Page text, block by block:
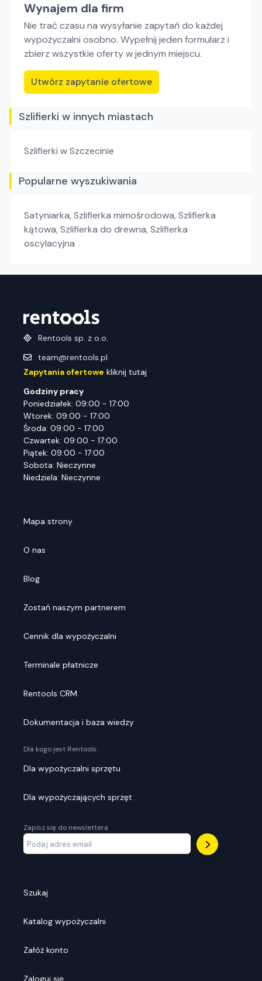
Wynajem dla firm
Nie trać czasu na wysyłanie zapytań do każdej
wypożyczalni osobno. Wypełnij jeden formularz i
zbierz wszystkie oferty w jednym miejscu.
Utwórz zapytanie ofertowe
Szlifierki w innych miastach
Szlifierki w Szczecinie
Popularne wyszukiwania
Satyniarka,Szlifierka mimośrodowa,Szlifierka
kątowa,Szlifierka do drewna,Szlifierka
oscylacyjna
Rentools sp. z o.o.
team@rentools.pl
Zapytania ofertowe kliknij tutaj
Godziny pracy
Poniedziałek: 09:00 - 17:00
Wtorek: 09:00 - 17:00
Środa: 09:00 - 17:00
Czwartek: 09:00 - 17:00
Piątek: 09:00 - 17:00
Sobota: Nieczynne
Niedziela: Nieczynne
Mapa strony
O nas
Blog
Zostań naszym partnerem
Cennik dla wypożyczalni
Terminale płatnicze
Rentools CRM
Dokumentacja i baza wiedzy
Dla kogo jest Rentools:
Dla wypożyczalni sprzętu
Dla wypożyczających sprzęt
Zapisz się do newslettera
Szukaj
Katalog wypożyczalni
Załóż konto
Zaloguj się